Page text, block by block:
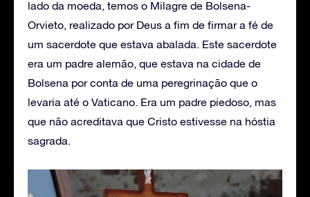
lado da moeda, temos o Milagre de Bolsena-
Orvieto, realizado por Deus a fim de firmar a fé de
um sacerdote que estava abalada. Este sacerdote
era um padre alemão, que estava na cidade de
Bolsena por conta de uma peregrinação que o
levaria até o Vaticano. Era um padre piedoso, mas
que não acreditava que Cristo estivesse na hóstia
sagrada.